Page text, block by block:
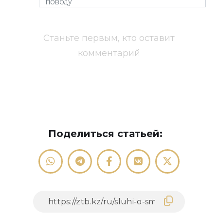
Станьте первым, кто оставит
комментарий
Поделиться статьей: